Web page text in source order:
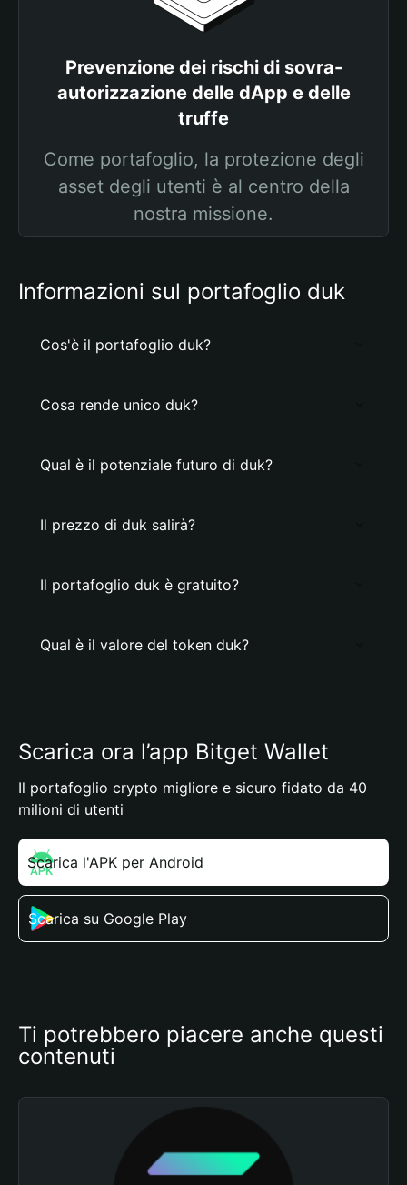
Prevenzione dei rischi di sovra-
autorizzazione delle dApp e delle
truffe
Come portafoglio, la protezione degli
asset degli utenti è al centro della
nostra missione.
Informazioni sul portafoglio duk
Cos'è il portafoglio duk?
Cosa rende unico duk?
Qual è il potenziale futuro di duk?
Il prezzo di duk salirà?
Il portafoglio duk è gratuito?
Qual è il valore del token duk?
Scarica ora l’app Bitget Wallet
Il portafoglio crypto migliore e sicuro fidato da 40
milioni di utenti
Scarica l'APK per Android
Scarica su Google Play
Ti potrebbero piacere anche questi
contenuti